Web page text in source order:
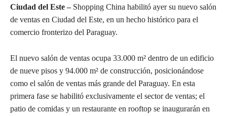
Ciudad del Este –Shopping China habilitó ayer su nuevo salón
de ventas en Ciudad del Este, en un hecho histórico para el
comercio fronterizo del Paraguay.
El nuevo salón de ventas ocupa 33.000 m² dentro de un edificio
de nueve pisos y 94.000 m² de construcción, posicionándose
como el salón de ventas más grande del Paraguay. En esta
primera fase se habilitó exclusivamente el sector de ventas; el
patio de comidas y un restaurante en rooftop se inaugurarán en